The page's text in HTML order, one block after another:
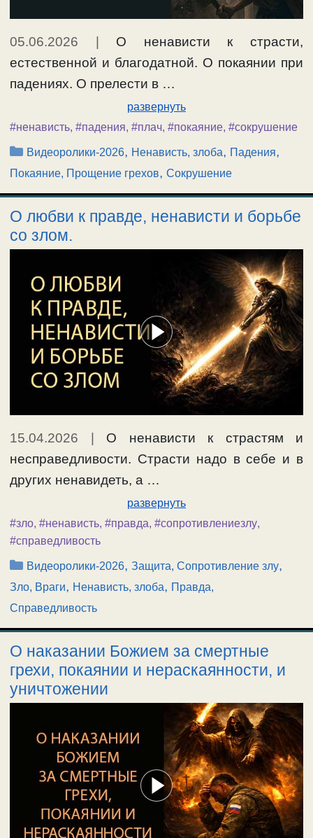
05.06.2026
О ненависти к страсти,
естественной и благодатной. О покаянии при
падениях. О прелести в …
развернуть
#ненависть, #падения, #плач, #покаяние, #сокрушение
Рубрики
Видеоролики-2026, Ненависть, злоба, Падения,
Покаяние, Прощение грехов, Сокрушение
О любви к правде, ненависти и борьбе
со злом.
15.04.2026
О ненависти к страстям и
несправедливости. Страсти надо в себе и в
других ненавидеть, а …
развернуть
#зло, #ненависть, #правда, #сопротивлениезлу,
#справедливость
Рубрики
Видеоролики-2026,Защита, Сопротивление злу,
Зло, Враги, Ненависть, злоба, Правда,
Справедливость
О наказании Божием за смертные
грехи, покаянии и нераскаянности, и
уничтожении